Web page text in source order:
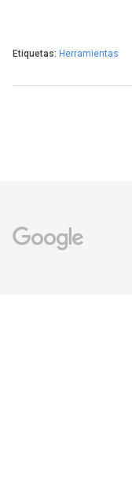
Etiquetas: Herramientas